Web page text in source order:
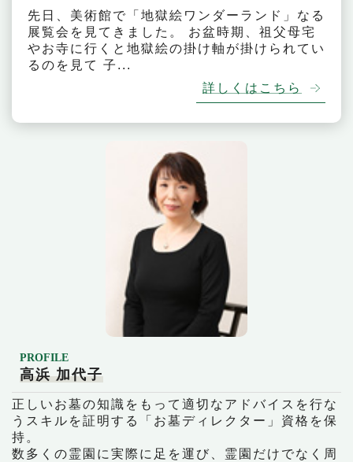
先日、美術館で「地獄絵ワンダーランド」なる
展覧会を見てきました。 お盆時期、祖父母宅
やお寺に行くと地獄絵の掛け軸が掛けられてい
るのを見て 子...
詳しくはこちら
PROFILE
高浜 加代子
正しいお墓の知識をもって適切なアドバイスを行な
うスキルを証明する「お墓ディレクター」資格を保
持。
数多くの霊園に実際に足を運び、霊園だけでなく周